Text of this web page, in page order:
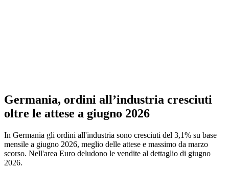
Germania, ordini all’industria cresciuti
oltre le attese a giugno 2026
In Germania gli ordini all'industria sono cresciuti del 3,1% su base
mensile a giugno 2026, meglio delle attese e massimo da marzo
scorso. Nell'area Euro deludono le vendite al dettaglio di giugno
2026.